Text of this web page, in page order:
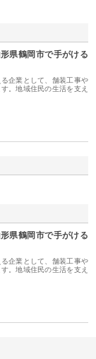
県鶴岡市で手がける
企業として、舗装工事や
。地域住民の生活を支え
県鶴岡市で手がける
企業として、舗装工事や
。地域住民の生活を支え